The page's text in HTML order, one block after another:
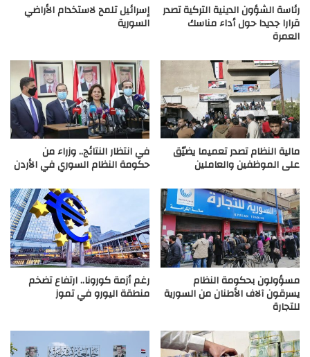
رئاسة الشؤون الدينية التركية تصدر
قرارا جديدا حول أداء مناسك
العمرة
إسرائيل تلمح لاستخدام الأراضي
السورية
مالية النظام تصدر تعميما يضيّق
على الموظفين والعاملين
في انتظار النتائج.. وزراء من
حكومة النظام السوري في الأردن
مسؤولون بحكومة النظام
يسرقون آلاف الأطنان من السورية
للتجارة
رغم أزمة كورونا.. ارتفاع تضخم
منطقة اليورو في تموز